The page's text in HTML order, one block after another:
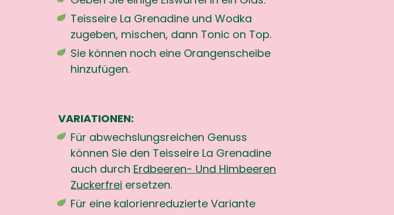
Teisseire La Grenadine und Wodka
zugeben, mischen, dann Tonic on Top.
Sie können noch eine Orangenscheibe
hinzufügen.
VARIATIONEN:
Für abwechslungsreichen Genuss
können Sie den Teisseire La Grenadine
auch durch Erdbeeren- Und Himbeeren
Zuckerfrei ersetzen.
Für eine kalorienreduzierte Variante